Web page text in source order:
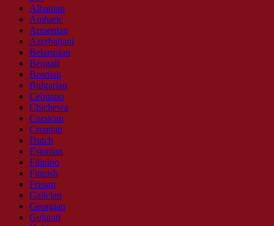
Albanian
Amharic
Armenian
Azerbaijani
Belarusian
Bengali
Bosnian
Bulgarian
Cebuano
Chichewa
Corsican
Croatian
Dutch
Estonian
Filipino
Finnish
Frisian
Galician
Georgian
Gujarati